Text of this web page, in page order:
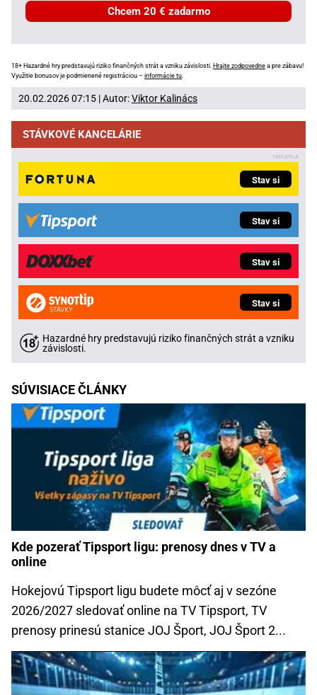
Chcem 20 € zadarmo
18+ Hazardné hry predstavujú riziko finančných strát a vzniku závislosti. Hrajte zodpovedne a pre zábavu!
Využitie bonusov je podmienené registráciou – informácie tu
20.02.2026 07:15 | Autor:Viktor Kalinács
STÁVKOVÉ KANCELÁRIE
Stav si
Stav si
Stav si
Stav si
Hazardné hry predstavujú riziko finančných strát a vzniku
závislosti.
SÚVISIACE ČLÁNKY
Kde pozerať Tipsport ligu: prenosy dnes v TV a
online
Hokejovú Tipsport ligu budete môcť aj v sezóne
2026/2027 sledovať online na TV Tipsport, TV
prenosy prinesú stanice JOJ Šport, JOJ Šport 2...